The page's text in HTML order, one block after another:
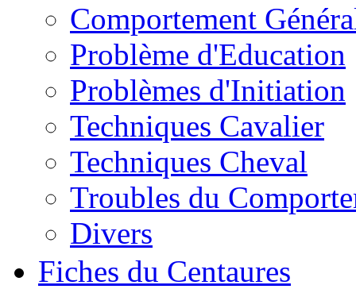
Comportement
Problème d'Education
Problèmes d'Initiation
Techniques Cavalier
Techniques Cheval
Troubles du
Divers
Fiches du Centaures